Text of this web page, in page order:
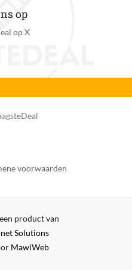
op
op X
voorwaarden
product van
Solutions
MawiWeb